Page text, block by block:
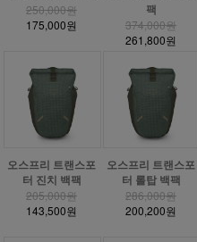
250,000원
175,000원
팩
374,000원
261,800원
오스프리 트랜스포
터 진치 백팩
205,000원
143,500원
오스프리 트랜스포
터 롤탑 백팩
286,000원
200,200원